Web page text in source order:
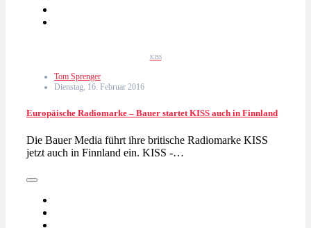
KISS
Tom Sprenger
Dienstag, 16. Februar 2016
Europäische Radiomarke – Bauer startet KISS auch in Finnland
Die Bauer Media führt ihre britische Radiomarke KISS
jetzt auch in Finnland ein. KISS -…